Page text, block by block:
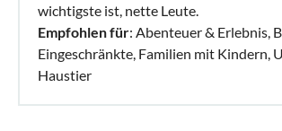
Garten
(Objekt-Nr.: 36962)
- Ferienhaus mit 5 Schlafzimmer,
und Garten, für bis zu 14 Personen
(Objekt-Nr.: 40453)
wichtigste ist, nette Leute.
Empfohlen für: Abenteuer & Erlebnis,
Eingeschränkte, Familien mit Kindern,
Haustier